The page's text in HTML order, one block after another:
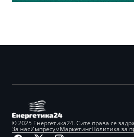
© 2025 Енергетика24. Сите права се
За насИмпресумМаркетингПолитика за